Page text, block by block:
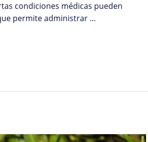
condiciones médicas pueden
permite administrar …